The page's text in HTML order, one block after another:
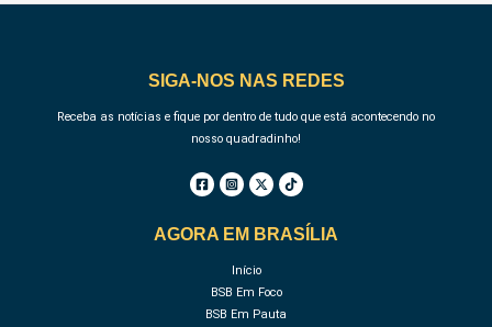
SIGA-NOS NAS REDES
Receba as notícias e fique por dentro de tudo que está acontecendo no
nosso quadradinho!
AGORA EM BRASÍLIA
Início
BSB Em Foco
BSB Em Pauta